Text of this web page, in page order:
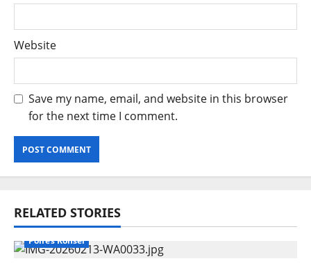
Website
Save my name, email, and website in this browser
for the next time I comment.
RELATED STORIES
Polres Konsel